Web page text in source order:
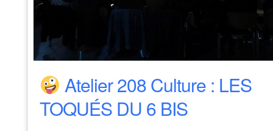
Atelier 208 Culture : LES
TOQUÉS DU 6 BIS